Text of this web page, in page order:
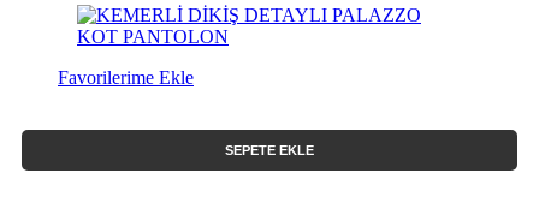
Favorilerime Ekle
SEPETE EKLE